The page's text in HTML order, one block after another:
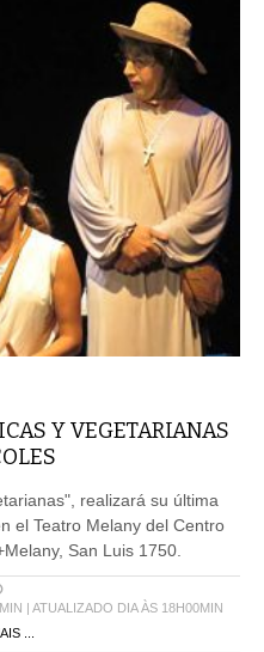
Y VEGETARIANAS
realizará su última
el Teatro Melany del Centro
San Luis 1750.
| ATUALIZADO DIA ÀS 18H00MIN
...